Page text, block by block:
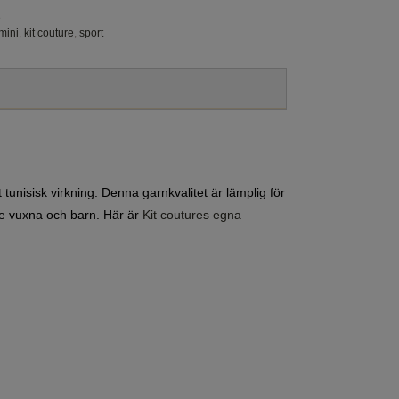
, kit couture, sport
virkning. Denna garnkvalitet är lämplig för
vuxna och barn. Här är Kit coutures egna